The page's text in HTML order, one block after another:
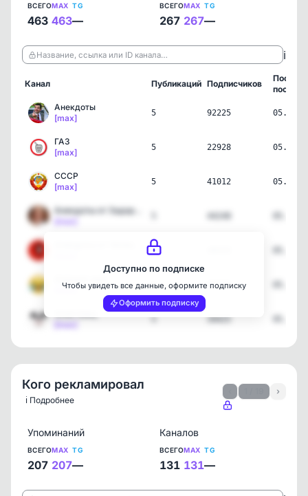
ВСЕГО
463
MAX
463
TG
—
ВСЕГО
267
MAX
267
TG
—
Название, ссылка или ID канала… ℹ️
Канал Публикаций Подписчиков
пост
Анекдоты
[max]
5 92225
ГАЗ
[max]
5 22928
СССР
[max]
5 41012
2
[max]
4 66779
5 39425
Доступно по подписке
Чтобы увидеть все данные, оформите подписку
Оформить подписку
Кого рекламировал
ℹ️ Подробнее
›
Упоминаний
ВСЕГО
207
MAX
207
TG
—
Каналов
ВСЕГО
131
MAX
131
TG
—